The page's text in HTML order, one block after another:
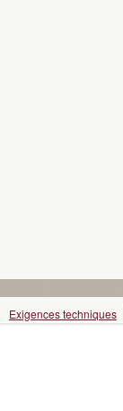
Exigences techniques